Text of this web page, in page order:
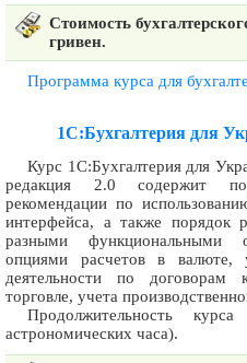
Стоимость
гривен.
Программа курса для
1С:Бухгалтерия для
Курс 1С:Бухгалтерия для
редакция 2.0 содержит
рекомендации по
интерфейса, а также порядок
разными функциональными
опциями расчетов в валюте,
деятельности по договорам
торговле, учета
Продолжительность
астрономических часа).